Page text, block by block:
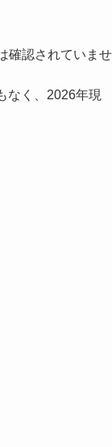
確認されていませ
なく、2026年現